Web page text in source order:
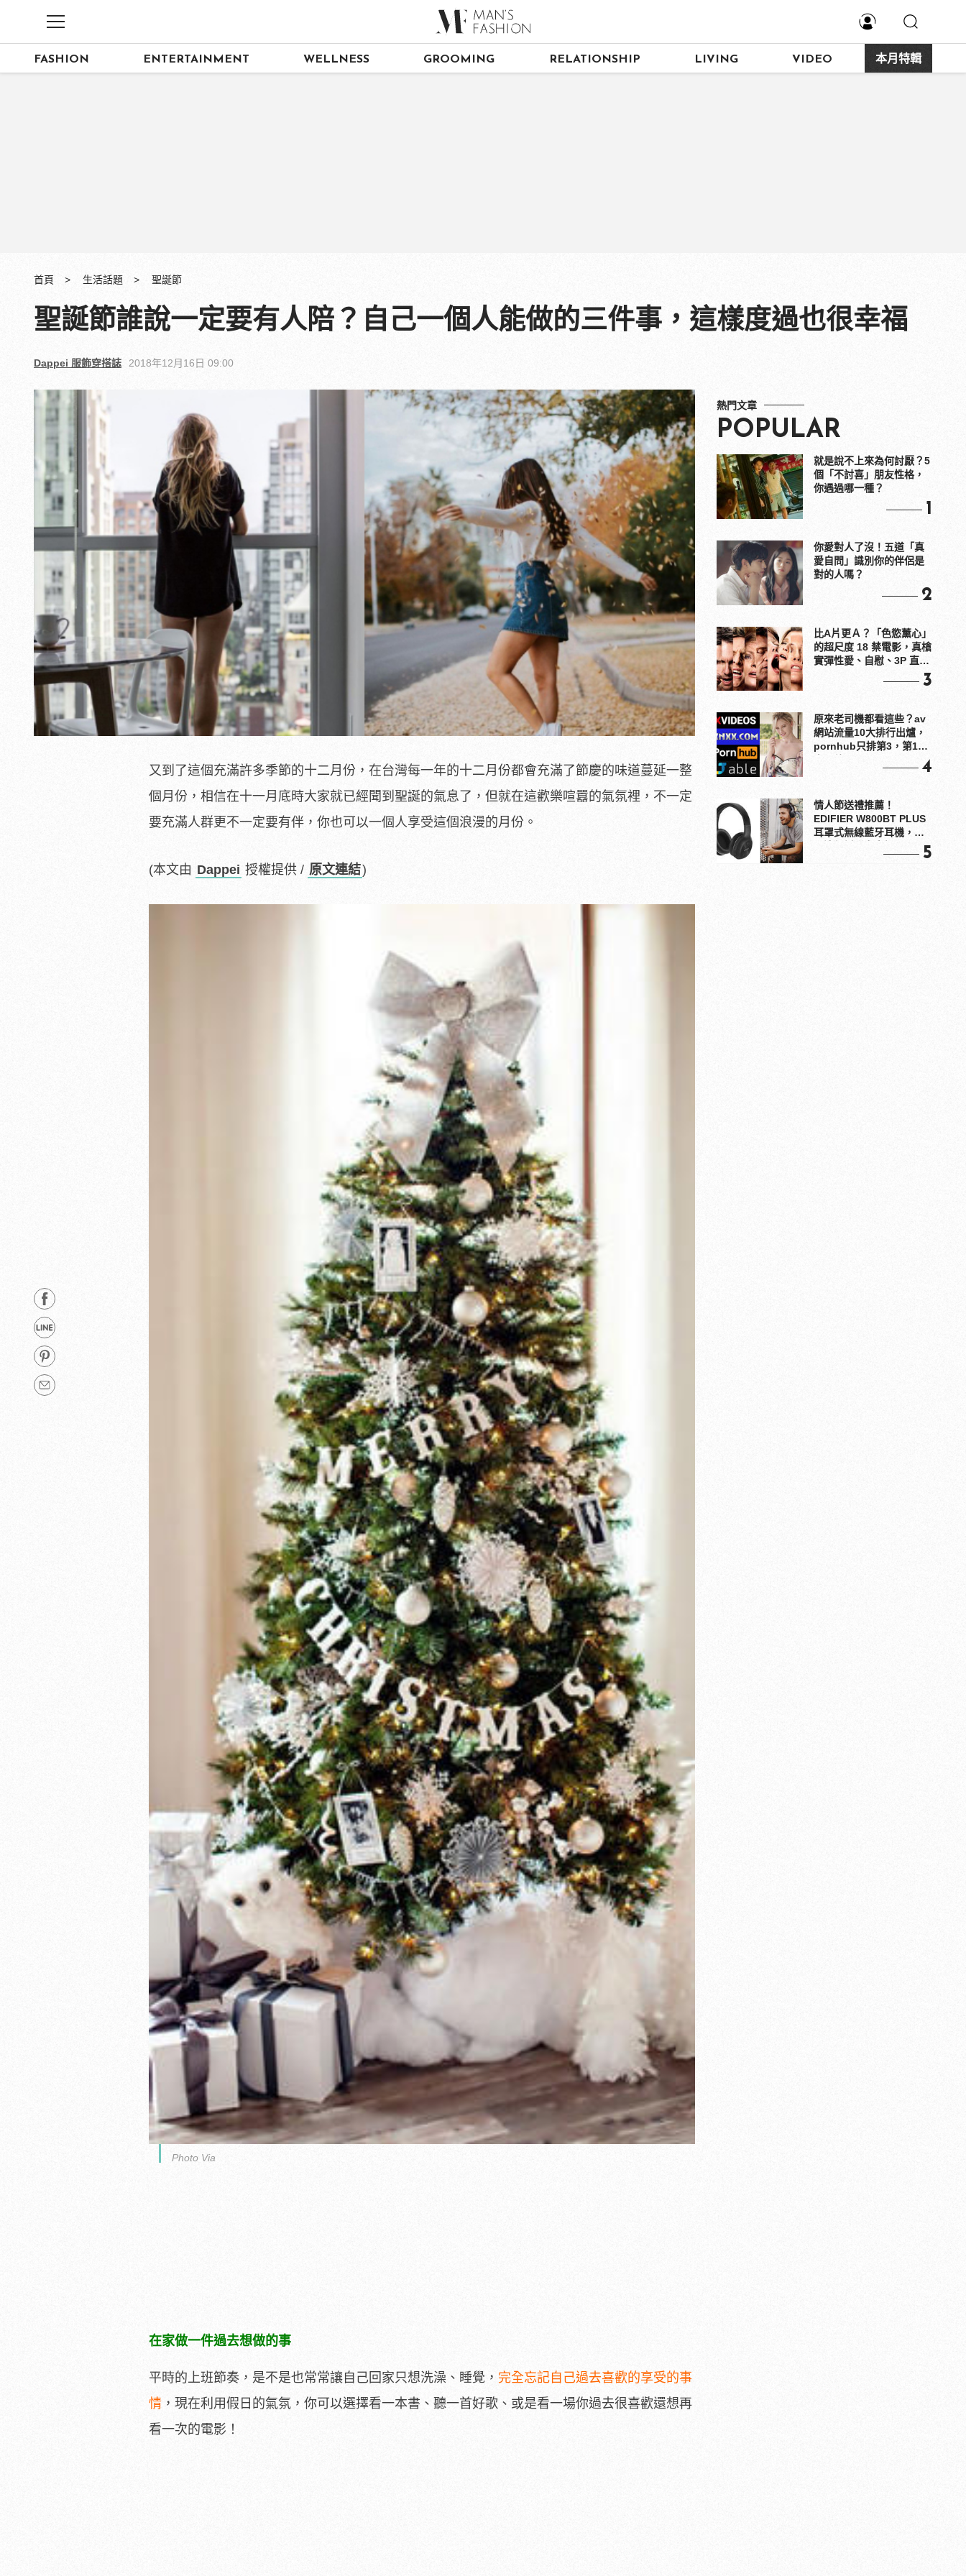
FASHION ENTERTAINMENT WELLNESS GROOMING RELATIONSHIP LIVING VIDEO 本月特輯
首頁 生活話題 聖誕節
聖誕節誰說一定要有人陪？自己一個人能做的三件事，這樣度過也很幸福
Dappei 服飾穿搭誌 2018年12月16日 09:00
又到了這個充滿許多季節的十二月份，在台灣每一年的十二月份都會充滿了節慶的味道蔓延一整
個月份，相信在十一月底時大家就已經聞到聖誕的氣息了，但就在這歡樂喧囂的氣氛裡，不一定
要充滿人群更不一定要有伴，你也可以一個人享受這個浪漫的月份。
(本文由 Dappei 授權提供 / 原文連結)
Photo Via
在家做一件過去想做的事
平時的上班節奏，是不是也常常讓自己回家只想洗澡、睡覺， 完全忘記自己過去喜歡的享受的事
情 ，現在利用假日的氣氛，你可以選擇看一本書、聽一首好歌、或是看一場你過去很喜歡還想再
看一次的電影！
熱門文章
POPULAR
就是說不上來為何討厭？5
個「不討喜」朋友性格，
你遇過哪一種？
1
你愛對人了沒！五道「真
愛自問」識別你的伴侶是
對的人嗎？
2
比A片更Ａ？「色慾薰心」
的超尺度 18 禁電影，真槍
實彈性愛、自慰、3P 直接
3
原來老司機都看這些？av
網站流量10大排行出爐，
pornhub只排第3，第1名
4
情人節送禮推薦！
EDIFIER W800BT PLUS
耳罩式無線藍牙耳機，在
5